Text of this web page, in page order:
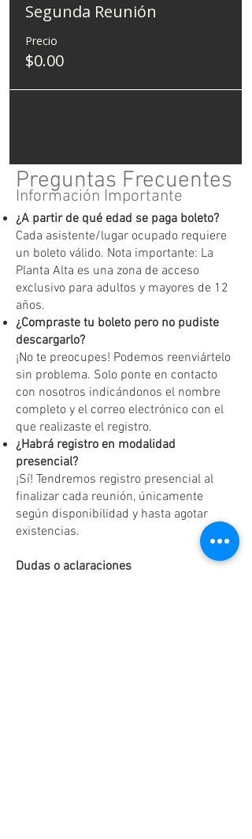
Segunda Reunión
Precio
$0.00
Preguntas Frecuentes
Información Importante
¿A partir de qué edad se paga boleto?
Cada asistente/lugar ocupado requiere
un boleto válido. Nota importante: La
Planta Alta es una zona de acceso
exclusivo para adultos y mayores de 12
años.
¿Compraste tu boleto pero no pudiste
descargarlo?
¡No te preocupes! Podemos reenviártelo
sin problema. Solo ponte en contacto
con nosotros indicándonos el nombre
completo y el correo electrónico con el
que realizaste el registro.
¿Habrá registro en modalidad
presencial?
¡Sí! Tendremos registro presencial al
finalizar cada reunión, únicamente
según disponibilidad y hasta agotar
existencias.
Dudas o aclaraciones